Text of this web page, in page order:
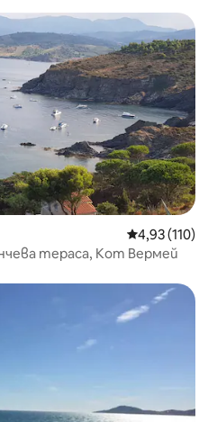
Средна
4,93 (110)
тераса, Кот Вермей